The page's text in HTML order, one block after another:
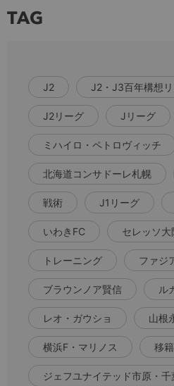
TAG
J2 J2・J3百年構想
J2リーグ Jリーグ
ミハイロ・ペトロヴィッチ
北海道コンサドーレ札幌
戦術 J1リーグ
いわきFC セレッソ大
トレーニング ファジ
ブラウンノア賢信 ル
レオ・ガウショ 山根
横浜F・マリノス 移籍
ジェフユナイテッド市原・千